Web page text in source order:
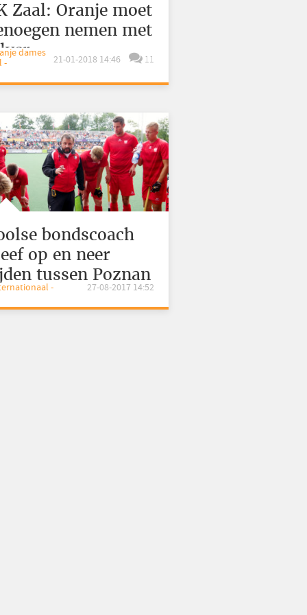
Zaal: Oranje moet
nemen met
dames
-
21-01-2018 14:46 11
bondscoach
op en neer
tussen Poznan
Haarlem
- 27-08-2017 14:52